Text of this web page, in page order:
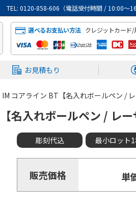
TEL: 0120-858-606（電話受付時間 / 10:00～
選べるお支払い方法 クレジットカード/
お見積もり
IM コアライン BT【名入れボールペン / レ
【名入れボールペン / レー
彫刻代込 最小ロット
販売価格 単